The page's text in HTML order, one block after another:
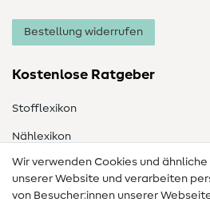
Bestellung widerrufen
Kostenlose Ratgeber
Stofflexikon
Nählexikon
Nähanleitungen
Hilfe & Kontakt
Wir verwenden Cookies und
unserer Website und verarbeiten
von Besucher:innen unserer